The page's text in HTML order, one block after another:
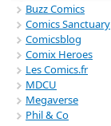
Buzz Comics
Comics Sanctuary
Comicsblog
Comix Heroes
Les Comics.fr
MDCU
Megaverse
Phil & Co